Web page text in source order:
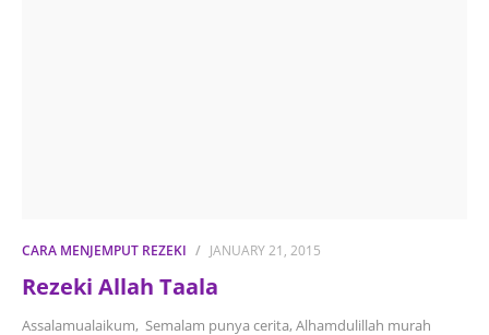
CARA MENJEMPUT REZEKI JANUARY 21, 2015
Rezeki Allah Taala
Assalamualaikum, Semalam punya cerita, Alhamdulillah murah